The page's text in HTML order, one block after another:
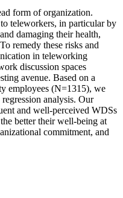
form of organization.
teleworkers, in particular by
damaging their health,
remedy these risks and
in teleworking
discussion spaces
avenue. Based on a
employees (N=1315), we
analysis. Our
and well-perceived WDSs
better their well-being at
commitment, and